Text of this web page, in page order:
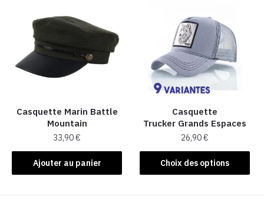
Les
peuvent
être
la
page
du
produit
options
peuvent
être
choisies
sur
page
du
produit
Casquette Marin Battle
Mountain
33,90€
Ajouter au panier
Casquette
Trucker Grands Espaces
26,90€
Choix des options
Ce
produit